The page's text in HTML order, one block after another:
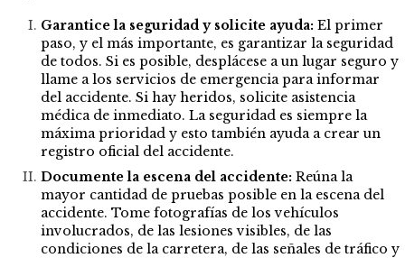
Garantice la seguridad y solicite ayuda: El primer
paso, y el más importante, es garantizar la seguridad
de todos. Si es posible, desplácese a un lugar seguro y
llame a los servicios de emergencia para informar
del accidente. Si hay heridos, solicite asistencia
médica de inmediato. La seguridad es siempre la
máxima prioridad y esto también ayuda a crear un
registro oficial del accidente.
Documente la escena del accidente: Reúna la
mayor cantidad de pruebas posible en la escena del
accidente. Tome fotografías de los vehículos
involucrados, de las lesiones visibles, de las
condiciones de la carretera, de las señales de tráfico y